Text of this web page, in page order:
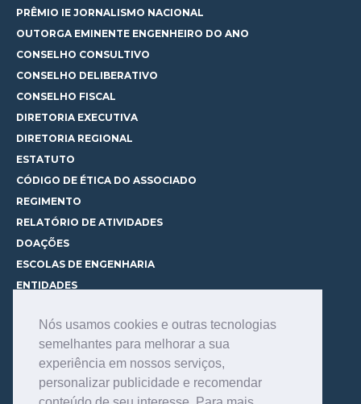
Nós usamos cookies e outras tecnologias
semelhantes para melhorar a sua
experiência em nossos serviços,
personalizar publicidade e recomendar
PRÊMIO IE JORNALISMO NACIONAL
OUTORGA EMINENTE ENGENHEIRO DO ANO
CONSELHO CONSULTIVO
CONSELHO DELIBERATIVO
CONSELHO FISCAL
DIRETORIA EXECUTIVA
DIRETORIA REGIONAL
ESTATUTO
CÓDIGO DE ÉTICA DO ASSOCIADO
REGIMENTO
RELATÓRIO DE ATIVIDADES
DOAÇÕES
ESCOLAS DE ENGENHARIA
ENTIDADES
CURSOS
CONHEÇA OS CURSOS
CENTRAL DE MENTORIA
CONTATO